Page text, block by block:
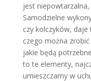
jest
Samodzielne
czy kolczyków,
czego można
jakie będą
to te elementy,
umieszczamy w